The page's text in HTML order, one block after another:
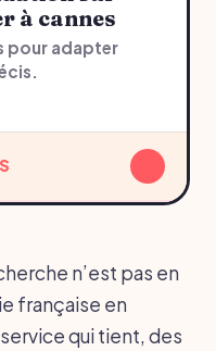
à cannes
pour adapter
n’est pas en
française en
qui tient, des